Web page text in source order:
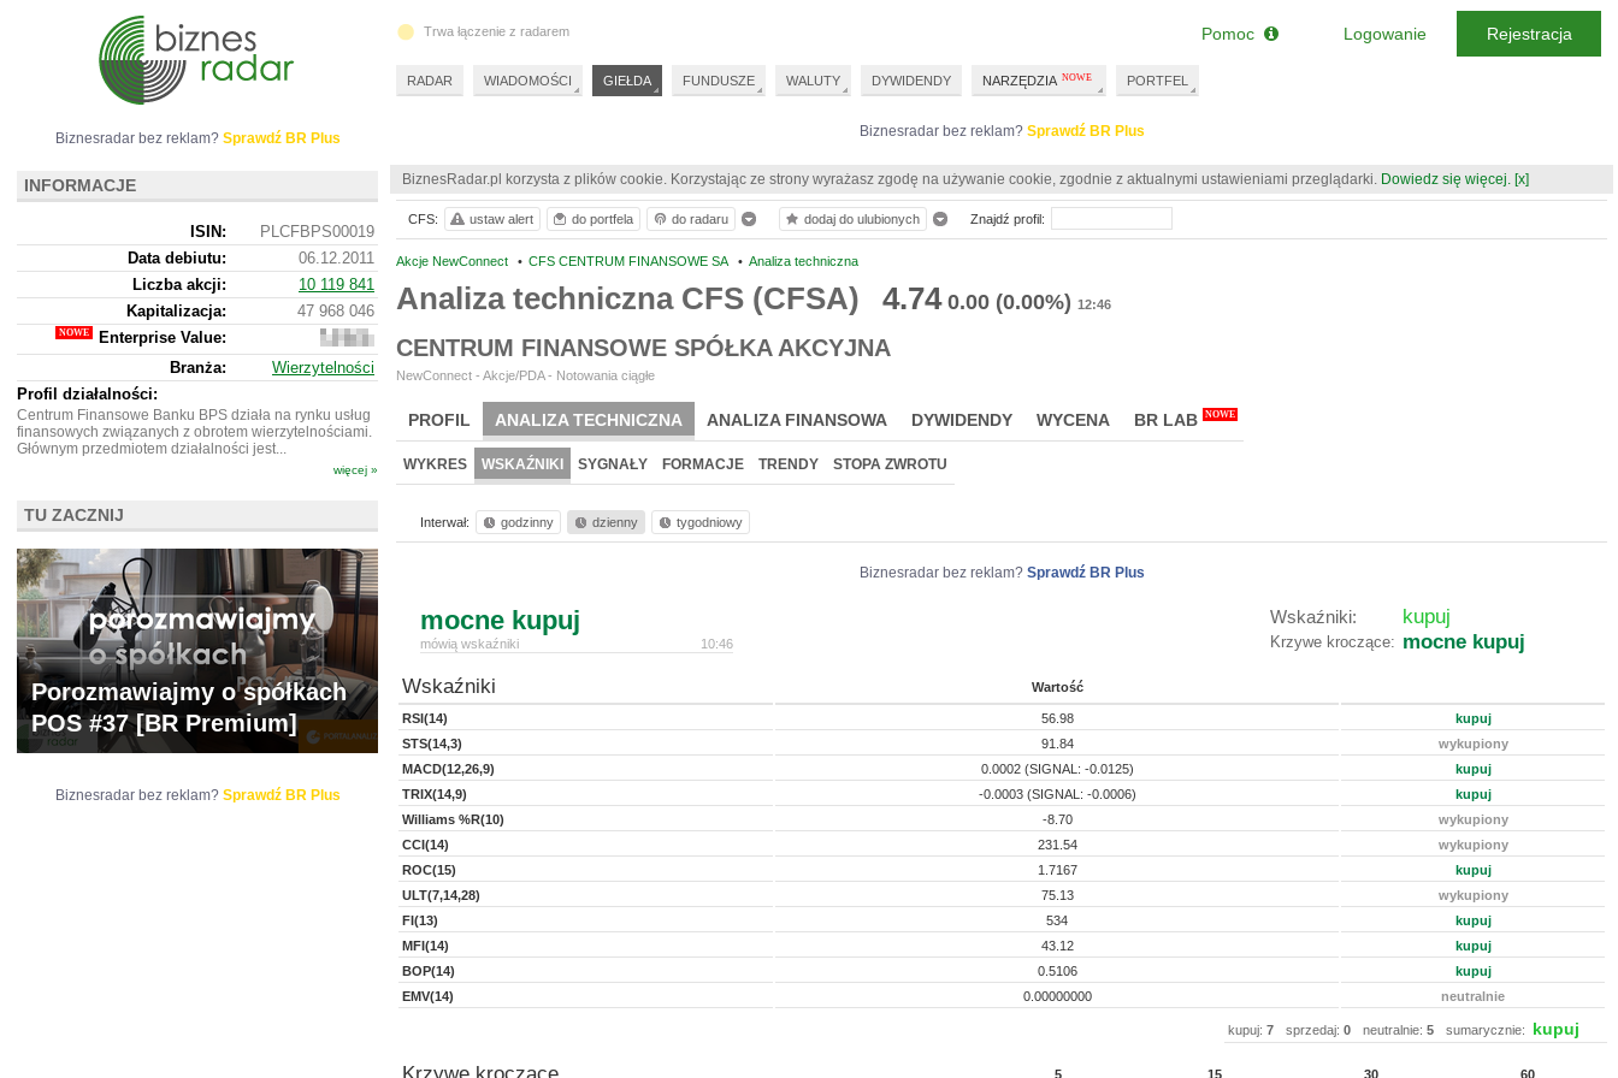
Biznesradar bez reklam? Sprawdź BR Plus
BiznesRadar.pl korzysta z plików cookie. Korzystając ze strony wyrażasz zgodę na używanie cookie, zgodnie z aktualnymi ustawieniami przeglądarki. Dowiedz się więcej. [x]
Akcje NewConnect • CFS CENTRUM FINANSOWE SA • Analiza techniczna
Analiza techniczna CFS (CFSA) 4.74 0.00 (0.00%) 12:46
CENTRUM FINANSOWE SPÓŁKA AKCYJNA
NewConnect - Akcje/PDA - Notowania ciągłe
PROFIL ANALIZA TECHNICZNA ANALIZA FINANSOWA DYWIDENDY WYCENA BR LAB NOWE
WYKRES WSKAŹNIKI SYGNAŁY FORMACJE TRENDY STOPA ZWROTU
Interwał: godzinny dzienny tygodniowy
Biznesradar bez reklam? Sprawdź BR Plus
mocne kupuj
10:46
mówią wskaźniki
kupuj
Wskaźniki:
mocne kupuj
Krzywe kroczące:
Wskaźniki Wartość
RSI(14) 56.98
kupuj
STS(14,3)
91.84
wykupiony
MACD(12,26,9)
0.0002 (SIGNAL: -0.0125)
kupuj
TRIX(14,9)
-0.0003 (SIGNAL: -0.0006)
kupuj
Williams %R(10)
-8.70
wykupiony
CCI(14)
231.54
wykupiony
ROC(15)
1.7167
kupuj
ULT(7,14,28)
75.13
wykupiony
FI(13)
534
kupuj
MFI(14)
43.12
kupuj
BOP(14)
0.5106
kupuj
EMV(14)
0.00000000 neutralnie
kupuj: 7 sprzedaj: 0 neutralnie: 5 sumarycznie: kupuj
5 15 30 60
CFS: ustaw alert do portfela do radaru dodaj do ulubionych Znajdź profil:
Biznesradar bez reklam? Sprawdź BR Plus
INFORMACJE
ISIN:
PLCFBPS00019
Data debiutu:
06.12.2011
Liczba akcji:
10 119 841
Kapitalizacja:
47 968 046
Enterprise Value:
56
517
046
Branża:
Wierzytelności
Profil działalności:
Centrum Finansowe Banku BPS działa na rynku usług
finansowych związanych z obrotem wierzytelnościami.
Głównym przedmiotem działalności jest...
więcej »
TU ZACZNIJ
Porozmawiajmy o spółkach
POS #37 [BR Premium]
Biznesradar bez reklam? Sprawdź BR Plus
Trwa łączenie z radarem
RADAR WIADOMOŚCI GIEŁDA FUNDUSZE WALUTY DYWIDENDY NARZĘDZIA PORTFEL
Pomoc Logowanie Rejestracja